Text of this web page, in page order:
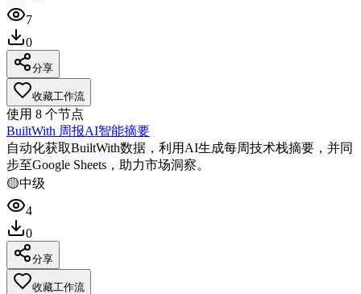
7
0
分享
收藏工作流
使用 8 个节点
BuiltWith 周报AI智能摘要
自动化获取BuiltWith数据，利用AI生成每周技术栈摘要，并同
步至Google Sheets，助力市场洞察。
🟡中级
4
0
分享
收藏工作流